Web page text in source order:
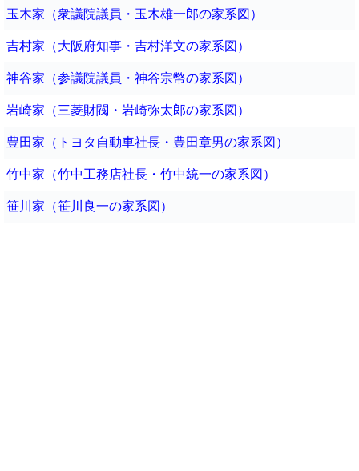
玉木家（衆議院議員・玉木雄一郎の家系図）
吉村家（大阪府知事・吉村洋文の家系図）
神谷家（参議院議員・神谷宗幣の家系図）
岩崎家（三菱財閥・岩崎弥太郎の家系図）
豊田家（トヨタ自動車社長・豊田章男の家系図）
竹中家（竹中工務店社長・竹中統一の家系図）
笹川家（笹川良一の家系図）